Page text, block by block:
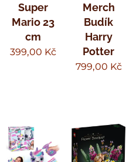
Super
Mario 23
cm
399,00 Kč
Merch
Budík
Harry
Potter
799,00 Kč